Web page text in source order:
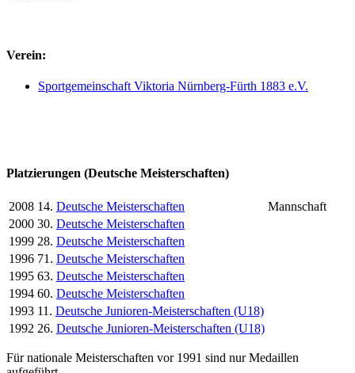
Verein:
Sportgemeinschaft Viktoria Nürnberg-Fürth 1883 e.V.
Platzierungen (Deutsche Meisterschaften)
2008 14. Deutsche Meisterschaften
Mannschaft
2000 30. Deutsche Meisterschaften
1999 28. Deutsche Meisterschaften
1996 71. Deutsche Meisterschaften
1995 63. Deutsche Meisterschaften
1994 60. Deutsche Meisterschaften
1993 11. Deutsche Junioren-Meisterschaften (U18)
1992 26. Deutsche Junioren-Meisterschaften (U18)
Für nationale Meisterschaften vor 1991 sind nur Medaillen